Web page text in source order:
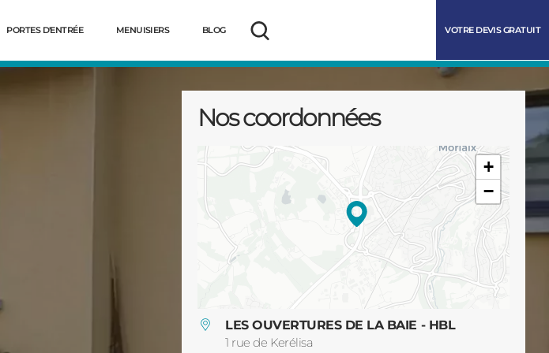
PORTES D'ENTRÉE MENUISIERS BLOG
Rechercher
VOTRE DEVIS GRATUIT
Nos coordonnées
+
−
LES OUVERTURES DE LA BAIE - HBL
1 rue de Kerélisa